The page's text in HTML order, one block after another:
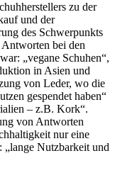
zu der
und der
des Schwerpunkts
bei den
„vegane Schuhen“,
in Asien und
von Leder, wo die
gespendet haben“
– z.B. Kork“.
von Antworten
nur eine
„lange Nutzbarkeit und